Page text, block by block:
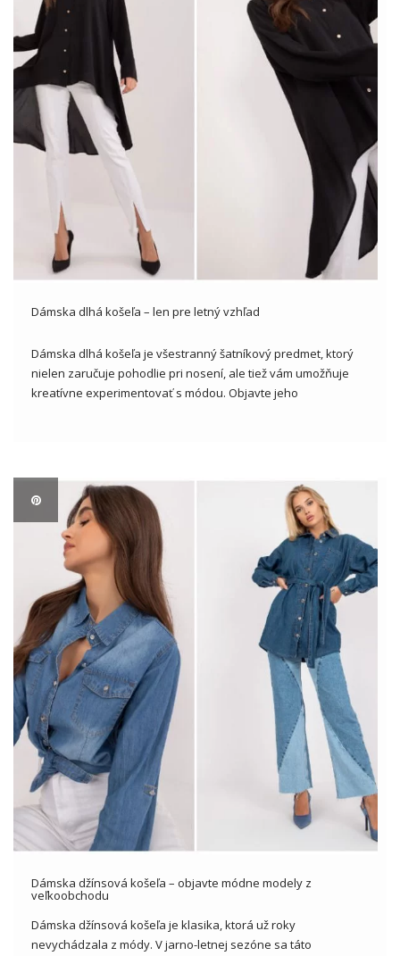
Dámska dlhá košeľa – len pre letný vzhľad
Dámska dlhá košeľa je všestranný šatníkový predmet, ktorý
nielen zaručuje pohodlie pri nosení, ale tiež vám umožňuje
kreatívne experimentovať s módou. Objavte jeho
Dámska džínsová košeľa – objavte módne modely z
veľkoobchodu
Dámska džínsová košeľa je klasika, ktorá už roky
nevychádzala z módy. V jarno-letnej sezóne sa táto